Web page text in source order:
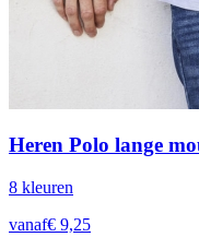
Heren Polo lange
8 kleuren
vanaf€ 9,25